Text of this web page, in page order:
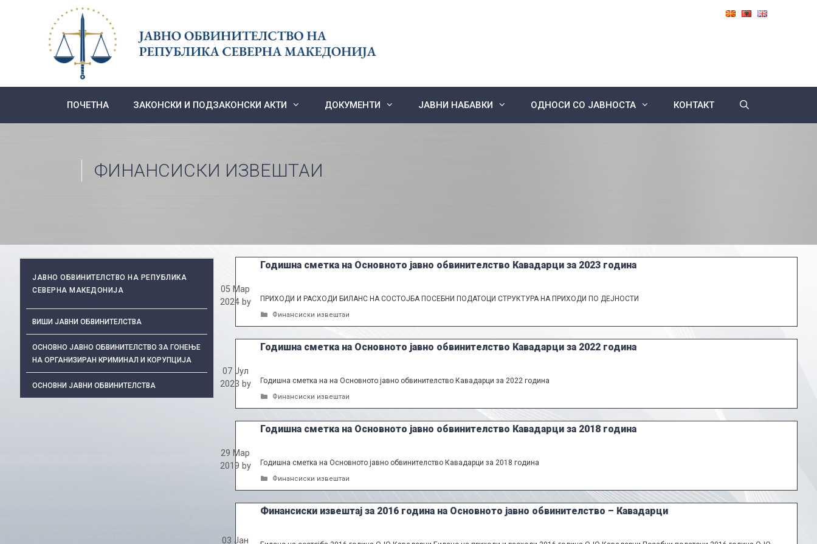
ПОЧЕТНА ЗАКОНСКИ И ПОДЗАКОНСКИ АКТИ ДОКУМЕНТИ ЈАВНИ НАБАВКИ ОДНОСИ СО ЈАВНОСТА КОНТАКТ
ФИНАНСИСКИ ИЗВЕШТАИ
Годишна сметка на Основното јавно обвинителство Кавадарци за 2023 година
05 Мар
2024 by ПРИХОДИ И РАСХОДИ БИЛАНС НА СОСТОЈБА ПОСЕБНИ ПОДАТОЦИ СТРУКТУРА НА ПРИХОДИ ПО ДЕЈНОСТИ
Categories
Финансиски извештаи
Годишна сметка на Основното јавно обвинителство Кавадарци за 2022 година
07 Јул
2023 by Годишна сметка на на Основното јавно обвинителство Кавадарци за 2022 година
Categories
Финансиски извештаи
Годишна сметка на Основното јавно обвинителство Кавадарци за 2018 година
29 Мар
2019 by Годишна сметка на Основното јавно обвинителство Кавадарци за 2018 година
Categories
Финансиски извештаи
Финансиски извештај за 2016 година на Основното јавно обвинителство – Кавадарци
03 Јан
ЈАВНО ОБВИНИТЕЛСТВО НА РЕПУБЛИКА
СЕВЕРНА МАКЕДОНИЈА
ВИШИ ЈАВНИ ОБВИНИТЕЛСТВА
ОСНОВНО ЈАВНО ОБВИНИТЕЛСТВО ЗА ГОНЕЊЕ
НА ОРГАНИЗИРАН КРИМИНАЛ И КОРУПЦИЈА
ОСНОВНИ ЈАВНИ ОБВИНИТЕЛСТВА